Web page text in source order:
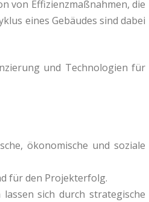
von Effizienzmaßnahmen, die
eines Gebäudes sind dabei
und Technologien für
ökonomische und soziale
für den Projekterfolg.
sich durch strategische